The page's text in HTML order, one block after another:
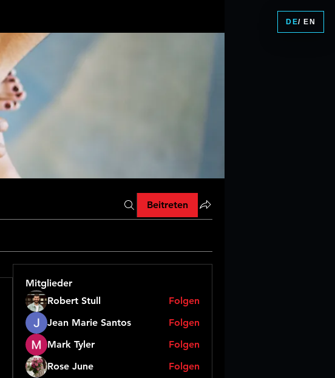
Beitreten
Mitglieder
Robert Stull
Folgen
Jean Marie Santos
Folgen
Mark Tyler
Folgen
Rose June
Folgen
DE/ EN